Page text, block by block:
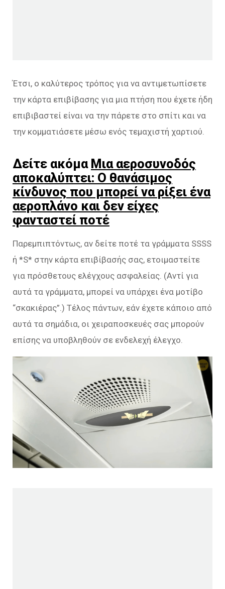
Έτσι, ο καλύτερος τρόπος για να αντιμετωπίσετε
την κάρτα επιβίβασης για μια πτήση που έχετε ήδη
επιβιβαστεί είναι να την πάρετε στο σπίτι και να
την κομματιάσετε μέσω ενός τεμαχιστή χαρτιού.
Δείτε ακόμα Μια αεροσυνοδός
αποκαλύπτει: Ο θανάσιμος
κίνδυνος που μπορεί να ρίξει ένα
αεροπλάνο και δεν είχες
φανταστεί ποτέ
Παρεμπιπτόντως, αν δείτε ποτέ τα γράμματα SSSS
ή *S* στην κάρτα επιβίβασής σας, ετοιμαστείτε
για πρόσθετους ελέγχους ασφαλείας. (Αντί για
αυτά τα γράμματα, μπορεί να υπάρχει ένα μοτίβο
“σκακιέρας”.) Τέλος πάντων, εάν έχετε κάποιο από
αυτά τα σημάδια, οι χειραποσκευές σας μπορούν
επίσης να υποβληθούν σε ενδελεχή έλεγχο.